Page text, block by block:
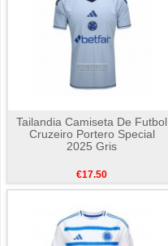
Tailandia Camiseta De Futbol
Cruzeiro Portero Special
2025 Gris
€17.50